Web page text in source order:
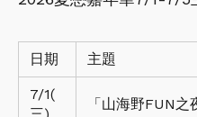
日期 主題
7/1(
「山海野FUN之